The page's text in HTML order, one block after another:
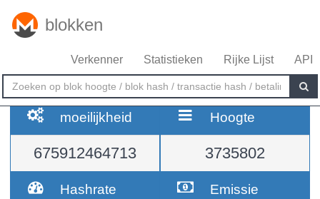
blokken
Verkenner Statistieken Rijke Lijst API
moeilijkheid
675912464713
Hoogte
3735802
Hashrate Emissie